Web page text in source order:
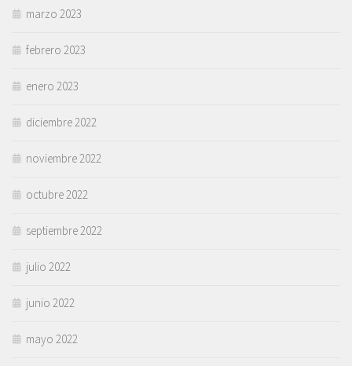
marzo 2023
febrero 2023
enero 2023
diciembre 2022
noviembre 2022
octubre 2022
septiembre 2022
julio 2022
junio 2022
mayo 2022